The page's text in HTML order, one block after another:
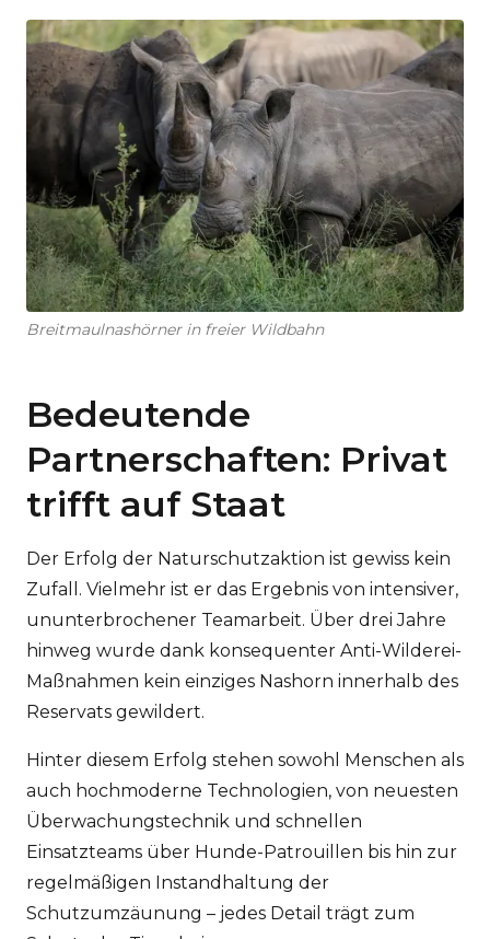
Breitmaulnashörner in freier Wildbahn
Bedeutende
Partnerschaften: Privat
trifft auf Staat
Der Erfolg der Naturschutzaktion ist gewiss kein
Zufall. Vielmehr ist er das Ergebnis von intensiver,
ununterbrochener Teamarbeit. Über drei Jahre
hinweg wurde dank konsequenter Anti-Wilderei-
Maßnahmen kein einziges Nashorn innerhalb des
Reservats gewildert.
Hinter diesem Erfolg stehen sowohl Menschen als
auch hochmoderne Technologien, von neuesten
Überwachungstechnik und schnellen
Einsatzteams über Hunde-Patrouillen bis hin zur
regelmäßigen Instandhaltung der
Schutzumzäunung – jedes Detail trägt zum